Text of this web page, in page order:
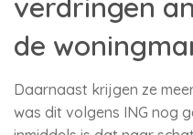
verdringen
de
Daarnaast krijgen ze
was dit volgens ING nog